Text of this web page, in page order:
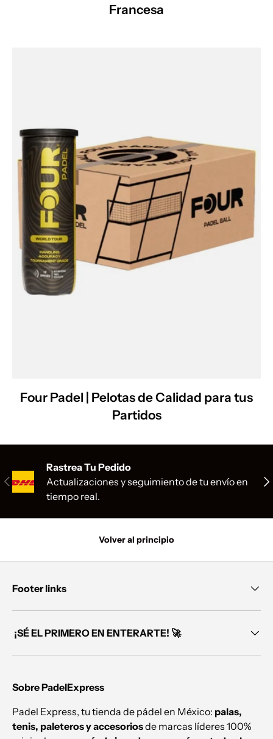
Francesa
Four Padel | Pelotas de Calidad para tus
Partidos
Anterior
Rastrea Tu Pedido
Actualizaciones y seguimiento de tu envío en
tiempo real.
Volver al principio
Footer links
¡SÉ EL PRIMERO EN ENTERARTE! 🚀
Sobre PadelExpress
Padel Express, tu tienda de pádel en México: palas,
tenis, paleteros y accesoriosde marcas líderes 100%